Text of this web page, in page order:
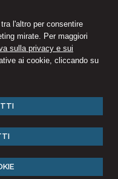
l'altro per consentire
mirate. Per maggiori
sulla privacy e sui
ai cookie, cliccando su